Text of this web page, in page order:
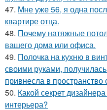
47. Мне уже 56, я одна
квартире отца.
48. Почему натяжные
вашего дома или офиса.
49. Полочка на кухню в
своими руками,
привнесла в
50. Какой секрет
интерьера?